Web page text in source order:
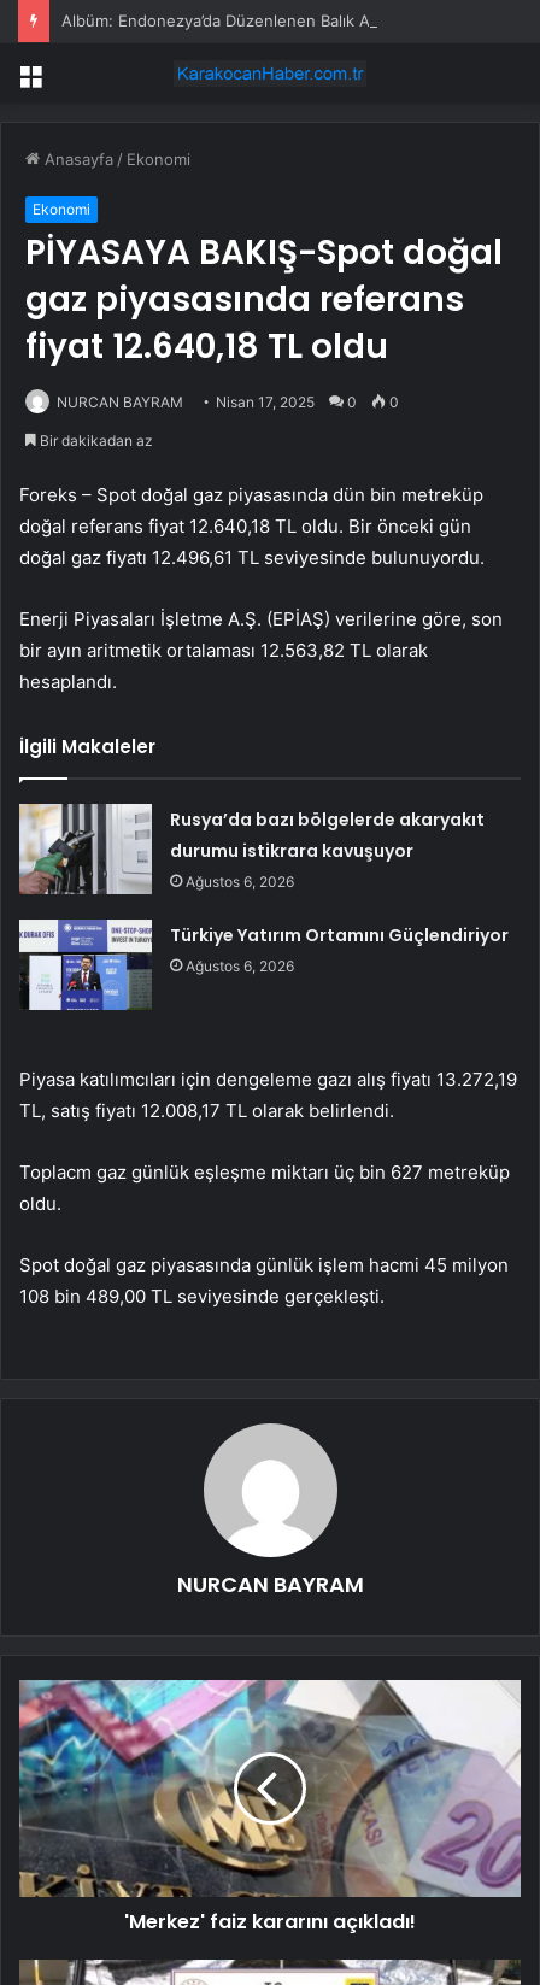
Menü
Anasayfa / Ekonomi
Ekonomi
PİYASAYA BAKIŞ-Spot doğal
gaz piyasasında referans
fiyat 12.640,18 TL oldu
NURCAN BAYRAM Nisan 17, 2025 0 0
Bir dakikadan az
Foreks – Spot doğal gaz piyasasında dün bin metreküp
doğal referans fiyat 12.640,18 TL oldu. Bir önceki gün
doğal gaz fiyatı 12.496,61 TL seviyesinde bulunuyordu.
Enerji Piyasaları İşletme A.Ş. (EPİAŞ) verilerine göre, son
bir ayın aritmetik ortalaması 12.563,82 TL olarak
hesaplandı.
İlgili Makaleler
Rusya’da bazı bölgelerde akaryakıt
durumu istikrara kavuşuyor
Ağustos 6, 2026
Türkiye Yatırım Ortamını Güçlendiriyor
Ağustos 6, 2026
Piyasa katılımcıları için dengeleme gazı alış fiyatı 13.272,19
TL, satış fiyatı 12.008,17 TL olarak belirlendi.
Toplacm gaz günlük eşleşme miktarı üç bin 627 metreküp
oldu.
Spot doğal gaz piyasasında günlük işlem hacmi 45 milyon
108 bin 489,00 TL seviyesinde gerçekleşti.
NURCAN BAYRAM
'Merkez' faiz kararını açıkladı!